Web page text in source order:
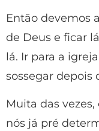
Então devemos
de Deus e ficar
lá. Ir para a
sossegar depois
Muita das
nós já pré